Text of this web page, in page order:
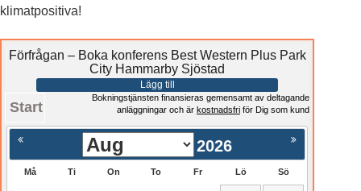
klimatpositiva!
Förfrågan – Boka konferens Best Western Plus Park
City Hammarby Sjöstad
Lägg till
Start
Bokningstjänsten finansieras gemensamt av deltagande
anläggningar och är kostnadsfri för Dig som kund
2026
Må Ti On To Fr Lö Sö